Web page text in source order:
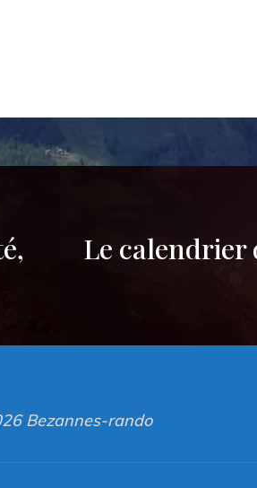
Le calendrier
Bezannes-rando